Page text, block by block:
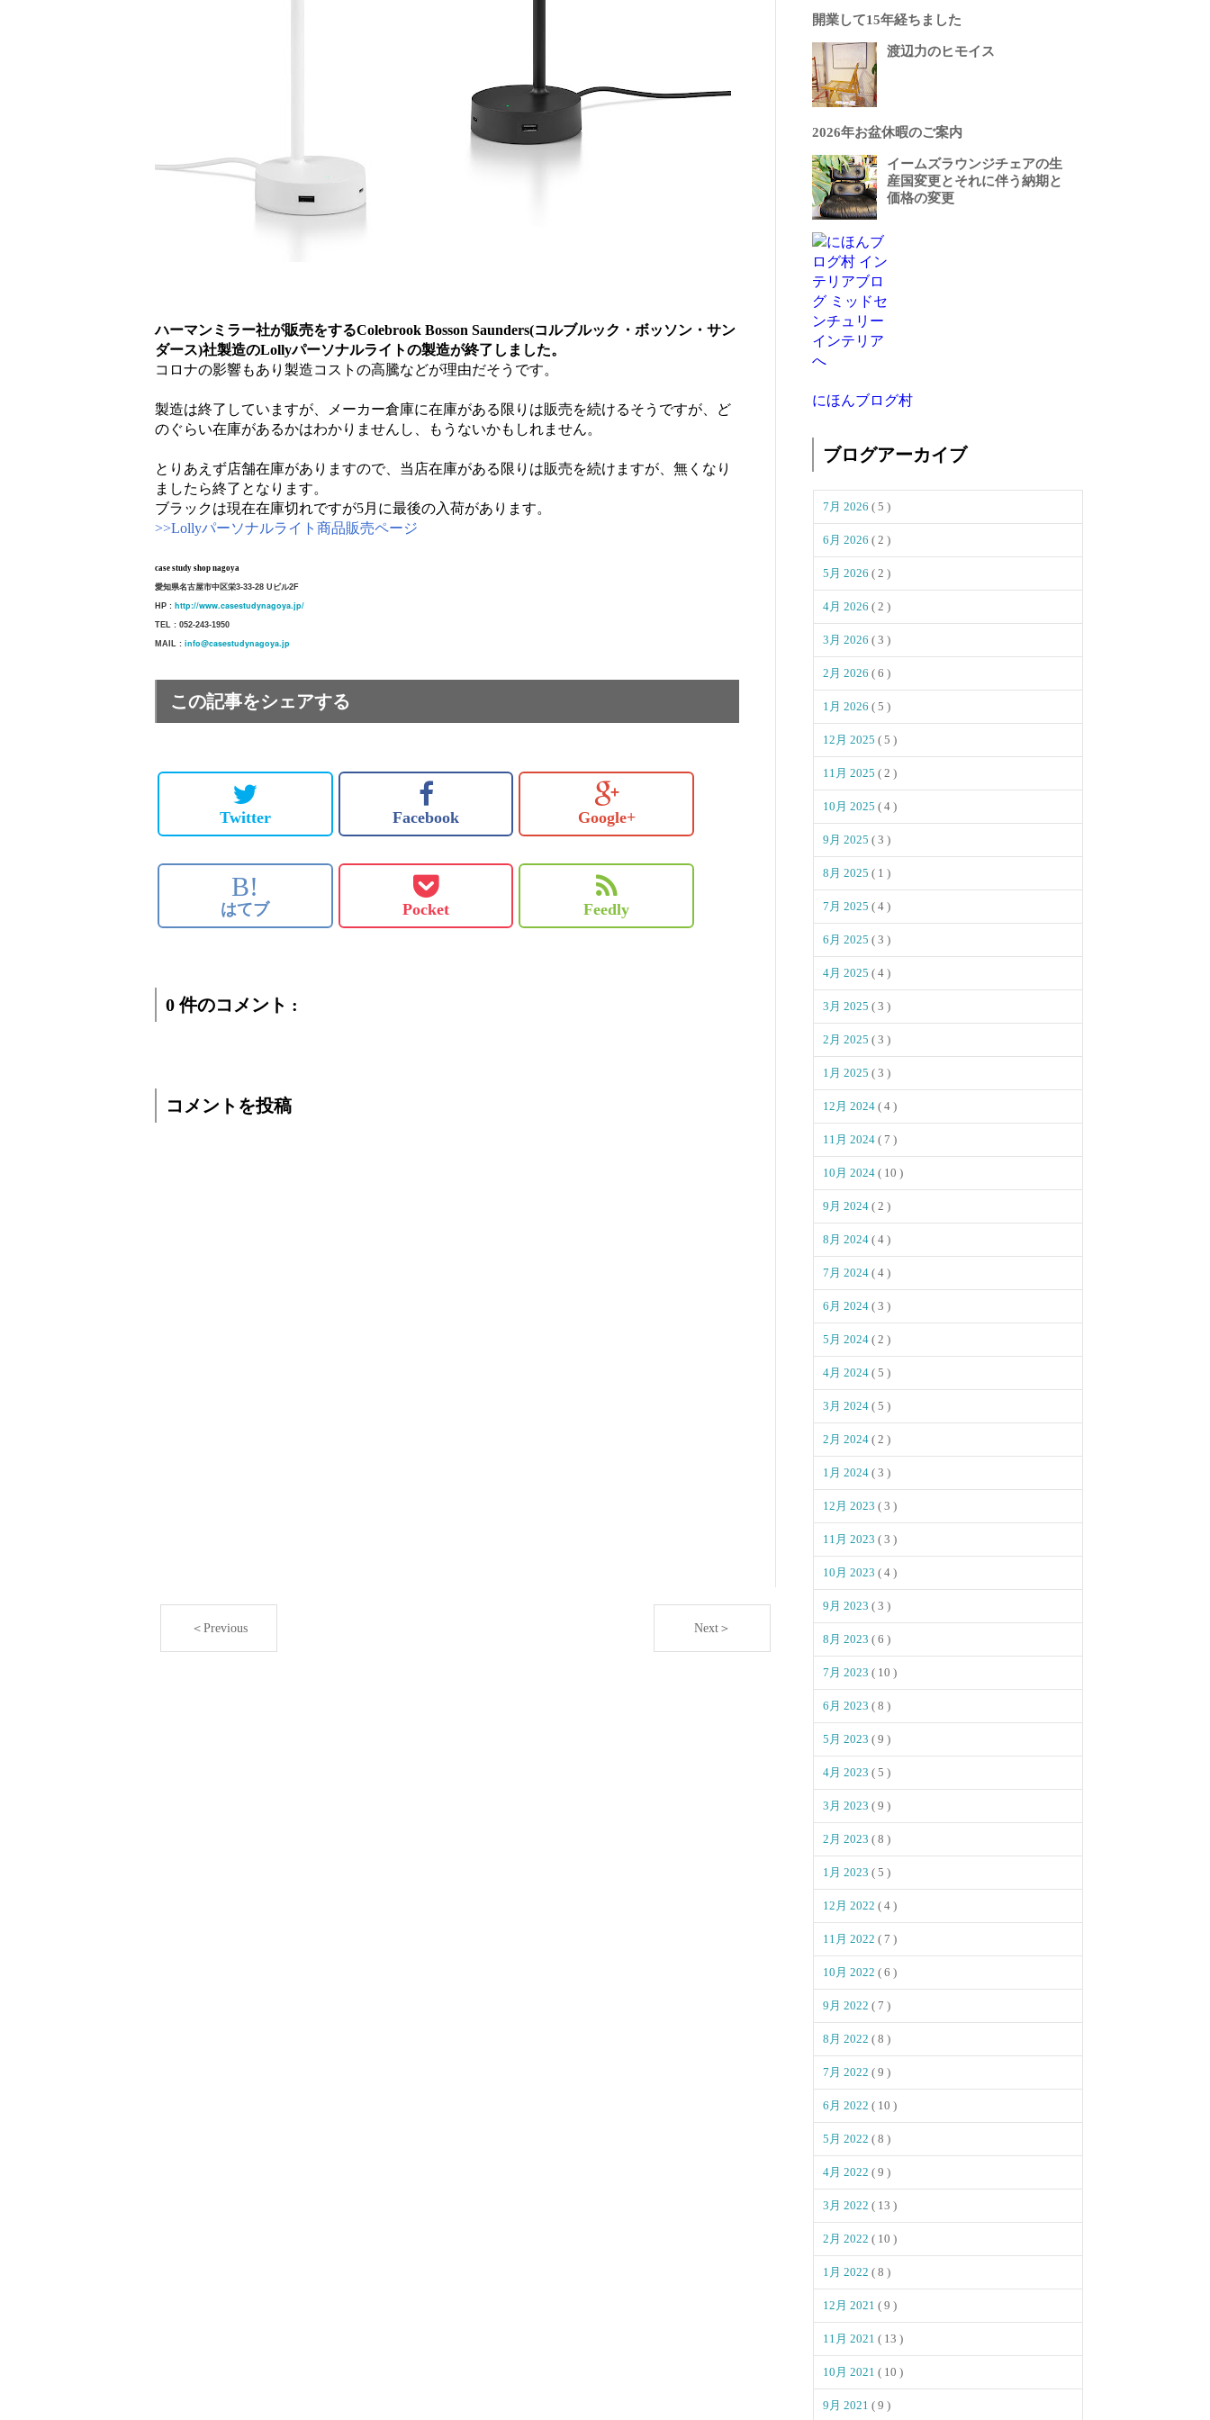
ハーマンミラー社が販売をするColebrook Bosson Saunders(コルブルック・ボッソン・サン
ダース)社製造のLollyパーソナルライトの製造が終了しました。
コロナの影響もあり製造コストの高騰などが理由だそうです。
製造は終了していますが、メーカー倉庫に在庫がある限りは販売を続けるそうですが、ど
のぐらい在庫があるかはわかりませんし、もうないかもしれません。
とりあえず店舗在庫がありますので、当店在庫がある限りは販売を続けますが、無くなり
ましたら終了となります。
ブラックは現在在庫切れですが5月に最後の入荷があります。
>>Lollyパーソナルライト商品販売ページ
case study shop nagoya
愛知県名古屋市中区栄3-33-28 Uビル2F
HP : http://www.casestudynagoya.jp/
TEL : 052-243-1950
MAIL : info@casestudynagoya.jp
この記事をシェアする
Twitter Facebook Google+
B!
はてブ Pocket Feedly
0 件のコメント :
コメントを投稿
＜Previous Next＞
開業して15年経ちました
渡辺力のヒモイス
2026年お盆休暇のご案内
イームズラウンジチェアの生
産国変更とそれに伴う納期と
価格の変更
にほんブログ村
ブログアーカイブ
7月 2026 ( 5 )
6月 2026 ( 2 )
5月 2026 ( 2 )
4月 2026 ( 2 )
3月 2026 ( 3 )
2月 2026 ( 6 )
1月 2026 ( 5 )
12月 2025 ( 5 )
11月 2025 ( 2 )
10月 2025 ( 4 )
9月 2025 ( 3 )
8月 2025 ( 1 )
7月 2025 ( 4 )
6月 2025 ( 3 )
4月 2025 ( 4 )
3月 2025 ( 3 )
2月 2025 ( 3 )
1月 2025 ( 3 )
12月 2024 ( 4 )
11月 2024 ( 7 )
10月 2024 ( 10 )
9月 2024 ( 2 )
8月 2024 ( 4 )
7月 2024 ( 4 )
6月 2024 ( 3 )
5月 2024 ( 2 )
4月 2024 ( 5 )
3月 2024 ( 5 )
2月 2024 ( 2 )
1月 2024 ( 3 )
12月 2023 ( 3 )
11月 2023 ( 3 )
10月 2023 ( 4 )
9月 2023 ( 3 )
8月 2023 ( 6 )
7月 2023 ( 10 )
6月 2023 ( 8 )
5月 2023 ( 9 )
4月 2023 ( 5 )
3月 2023 ( 9 )
2月 2023 ( 8 )
1月 2023 ( 5 )
12月 2022 ( 4 )
11月 2022 ( 7 )
10月 2022 ( 6 )
9月 2022 ( 7 )
8月 2022 ( 8 )
7月 2022 ( 9 )
6月 2022 ( 10 )
5月 2022 ( 8 )
4月 2022 ( 9 )
3月 2022 ( 13 )
2月 2022 ( 10 )
1月 2022 ( 8 )
12月 2021 ( 9 )
11月 2021 ( 13 )
10月 2021 ( 10 )
9月 2021 ( 9 )